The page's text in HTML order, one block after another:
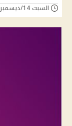
السبت 14/ديسمبر/2024 - 11:27 م